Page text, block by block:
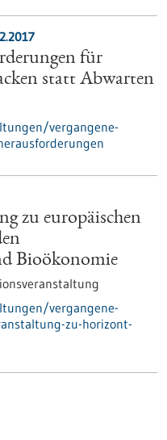
für
statt Abwarten
vergangene-
zu europäischen
Bioökonomie
vergangene-
zu-horizont-